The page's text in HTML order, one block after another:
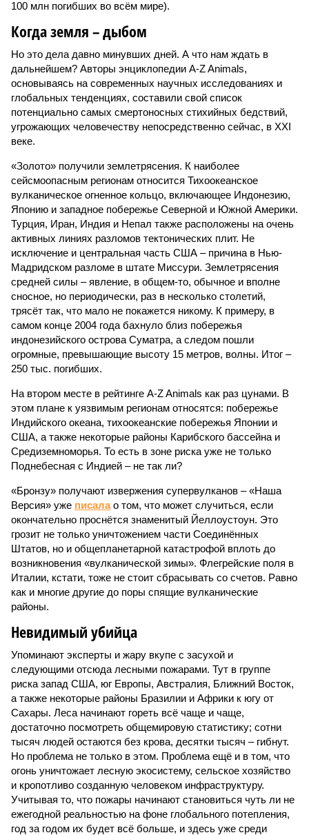
100 млн погибших во всём мире).
Когда земля – дыбом
Но это дела давно минувших дней. А что нам ждать в
дальнейшем? Авторы энциклопедии A-Z Animals,
основываясь на современных научных исследованиях и
глобальных тенденциях, составили свой список
потенциально самых смертоносных стихийных бедствий,
угрожающих человечеству непосредственно сейчас, в XXI
веке.
«Золото» получили землетрясения. К наиболее
сейсмоопасным регионам относится Тихоокеанское
вулканическое огненное кольцо, включающее Индонезию,
Японию и западное побережье Северной и Южной Америки.
Турция, Иран, Индия и Непал также расположены на очень
активных линиях разломов тектонических плит. Не
исключение и центральная часть США – причина в Нью-
Мадридском разломе в штате Миссури. Землетрясения
средней силы – явление, в общем-то, обычное и вполне
сносное, но периодически, раз в несколько столетий,
трясёт так, что мало не покажется никому. К примеру, в
самом конце 2004 года бахнуло близ побережья
индонезийского острова Суматра, а следом пошли
огромные, превышающие высоту 15 метров, волны. Итог –
250 тыс. погибших.
На втором месте в рейтинге A-Z Animals как раз цунами. В
этом плане к уязвимым регионам относятся: побережье
Индийского океана, тихо­океанские побережья Японии и
США, а также некоторые районы Карибского бассейна и
Средиземноморья. То есть в зоне риска уже не только
Поднебесная с Индией – не так ли?
«Бронзу» получают извержения супервулканов – «Наша
Версия» уже писалао том, что может случиться, если
окончательно проснётся знаменитый Йеллоустоун. Это
грозит не только уничтожением части Соединённых
Штатов, но и общепланетарной катастрофой вплоть до
возникновения «вулканической зимы». Флегрейские поля в
Италии, кстати, тоже не стоит сбрасывать со счетов. Равно
как и многие другие до поры спящие вулканические
районы.
Невидимый убийца
Упоминают эксперты и жару вкупе с засухой и
следующими отсюда лесными пожарами. Тут в группе
риска запад США, юг Европы, Австралия, Ближний Восток,
а также некоторые районы Бразилии и Африки к югу от
Сахары. Леса начинают гореть всё чаще и чаще,
достаточно посмотреть общемировую статистику; сотни
тысяч людей остаются без крова, десятки тысяч – гибнут.
Но проблема не только в этом. Проблема ещё и в том, что
огонь уничтожает лесную экосистему, сельское хозяйство
и кропотливо созданную человеком инфраструктуру.
Учитывая то, что пожары начинают становиться чуть ли не
ежегодной реальностью на фоне глобального потепления,
год за годом их будет всё больше, и здесь уже среди